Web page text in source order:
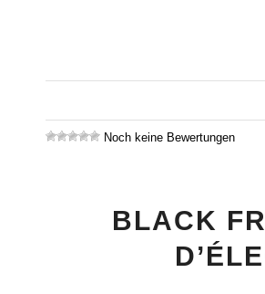
Noch keine Bewertungen
BLACK